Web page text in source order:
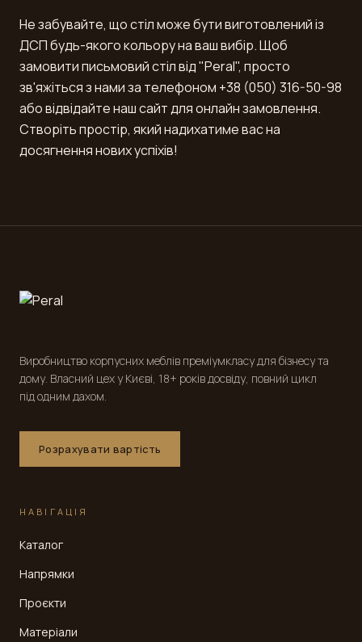
Не забувайте, що стіл може бути виготовлений із
ДСП будь-якого кольору на ваш вибір. Щоб
замовити письмовий стіл від "Peral", просто
зв'яжіться з нами за телефоном +38 (050) 316-50-98
або відвідайте наш сайт для онлайн замовлення.
Створіть простір, який надихатиме вас на
досягнення нових успіхів!
Виробництво корпусних меблів преміумкласу для бізнесу та
дому. Власний цех у Києві, 18+ років досвіду, повний цикл
під одним дахом.
Розрахувати вартість
НАВІГАЦІЯ
Каталог
Напрямки
Проєкти
Матеріали